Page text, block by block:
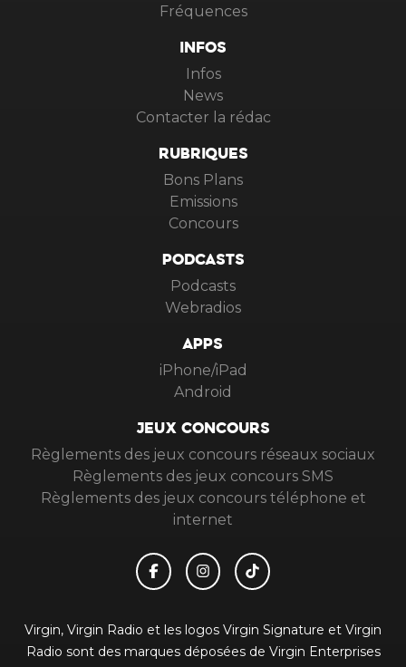
Fréquences
INFOS
Infos
News
Contacter la rédac
RUBRIQUES
Bons Plans
Emissions
Concours
PODCASTS
Podcasts
Webradios
APPS
iPhone/iPad
Android
JEUX CONCOURS
Règlements des jeux concours réseaux sociaux
Règlements des jeux concours SMS
Règlements des jeux concours téléphone et
internet
Virgin, Virgin Radio et les logos Virgin Signature et Virgin
Radio sont des marques déposées de Virgin Enterprises